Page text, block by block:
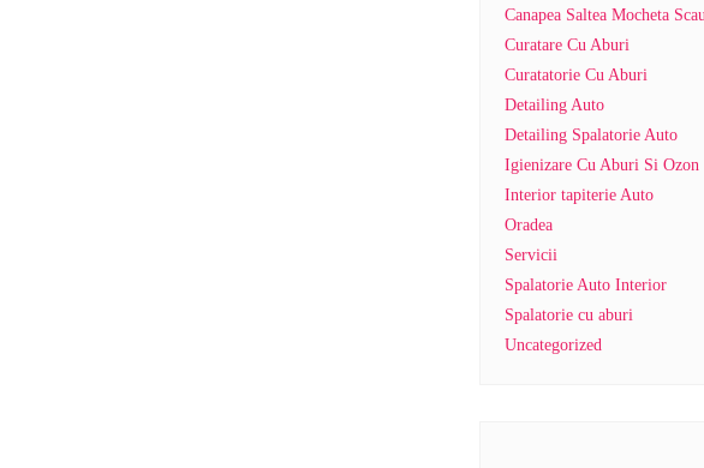
Canapea Saltea Mocheta
Curatare Cu Aburi
Curatatorie Cu Aburi
Detailing Auto
Detailing Spalatorie Auto
Igienizare Cu Aburi Si Ozon
Interior tapiterie Auto
Oradea
Servicii
Spalatorie Auto Interior
Spalatorie cu aburi
Uncategorized